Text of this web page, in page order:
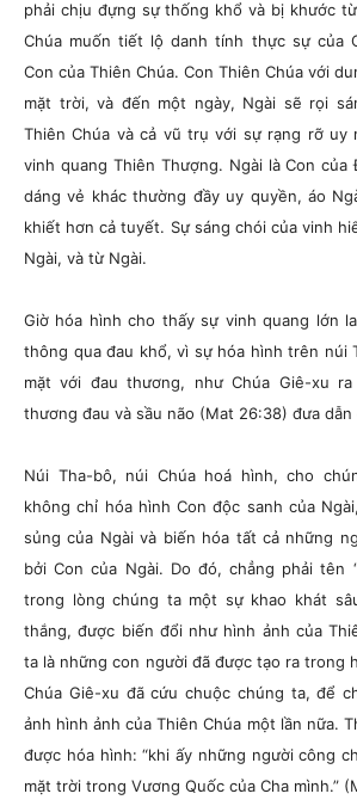
phải chịu đựng sự thống khổ và bị khước
Chúa muốn tiết lộ danh tính thực sự của
Con của Thiên Chúa. Con Thiên Chúa với
mặt trời, và đến một ngày, Ngài sẽ rọi
Thiên Chúa và cả vũ trụ với sự rạng rỡ uy
vinh quang Thiên Thượng. Ngài là Con của
dáng vẻ khác thường đầy uy quyền, áo
khiết hơn cả tuyết. Sự sáng chói của vinh
Ngài, và từ Ngài.
Giờ hóa hình cho thấy sự vinh quang lớn
thông qua đau khổ, vì sự hóa hình trên núi
mặt với đau thương, như Chúa Giê-xu
thương đau và sầu não (Mat 26:38) đưa
Núi Tha-bô, núi Chúa hoá hình, cho
không chỉ hóa hình Con độc sanh của
sủng của Ngài và biến hóa tất cả những
bởi Con của Ngài. Do đó, chẳng phải tên
trong lòng chúng ta một sự khao khát
thắng, được biến đổi như hình ảnh của
ta là những con người đã được tạo ra trong
Chúa Giê-xu đã cứu chuộc chúng ta, để
ảnh hình ảnh của Thiên Chúa một lần nữa.
được hóa hình: “khi ấy những người công
mặt trời trong Vương Quốc của Cha mình.”